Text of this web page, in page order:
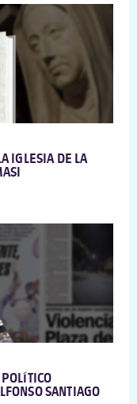
IGLESIA DE LA
SANTIAGO